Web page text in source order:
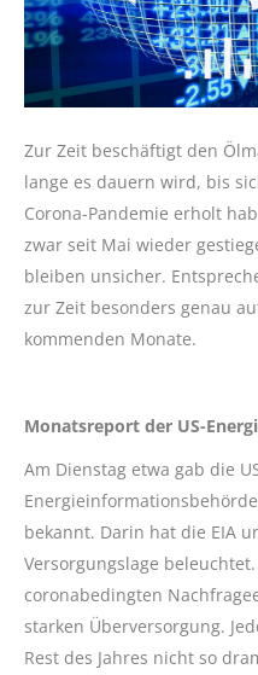
Zur Zeit beschäftigt den
lange es dauern wird, bis
Corona-Pandemie erholt
zwar seit Mai wieder
bleiben unsicher.
zur Zeit besonders genau
kommenden Monate.
Monatsreport der US-
Am Dienstag etwa gab die
bekannt. Darin hat die EIA
Versorgungslage
coronabedingten
starken Überversorgung.
Rest des Jahres nicht so